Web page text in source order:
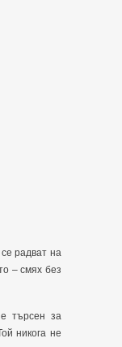
радват на
– смях без
търсен за
никога не